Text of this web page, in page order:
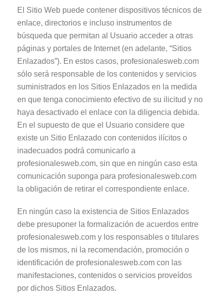
El Sitio Web puede contener dispositivos técnicos de
enlace, directorios e incluso instrumentos de
búsqueda que permitan al Usuario acceder a otras
páginas y portales de Internet (en adelante, “Sitios
Enlazados”). En estos casos, profesionalesweb.com
sólo será responsable de los contenidos y servicios
suministrados en los Sitios Enlazados en la medida
en que tenga conocimiento efectivo de su ilicitud y no
haya desactivado el enlace con la diligencia debida.
En el supuesto de que el Usuario considere que
existe un Sitio Enlazado con contenidos ilícitos o
inadecuados podrá comunicarlo a
profesionalesweb.com, sin que en ningún caso esta
comunicación suponga para profesionalesweb.com
la obligación de retirar el correspondiente enlace.
En ningún caso la existencia de Sitios Enlazados
debe presuponer la formalización de acuerdos entre
profesionalesweb.com y los responsables o titulares
de los mismos, ni la recomendación, promoción o
identificación de profesionalesweb.com con las
manifestaciones, contenidos o servicios proveídos
por dichos Sitios Enlazados.